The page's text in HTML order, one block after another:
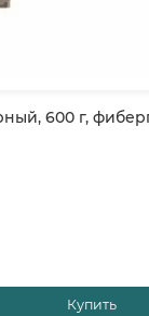
600 г,
Купить